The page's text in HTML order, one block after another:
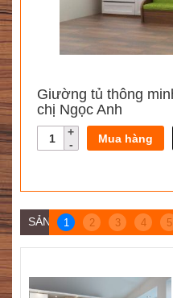
Giường tủ thông
chị Ngọc Anh
Mua hàng
SẢN PHẨM CÙNG DANH
1 2 3 4 5